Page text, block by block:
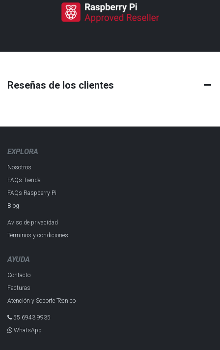
Reseñas de los clientes
EXPLORA
Nosotros
FAQs Tienda
FAQs Raspberry Pi
Blog
Aviso de privacidad
Términos y condiciones
AYUDA
Contacto
Facturas
Atención y Soporte Técnico
55 6943 993​5
WhatsApp